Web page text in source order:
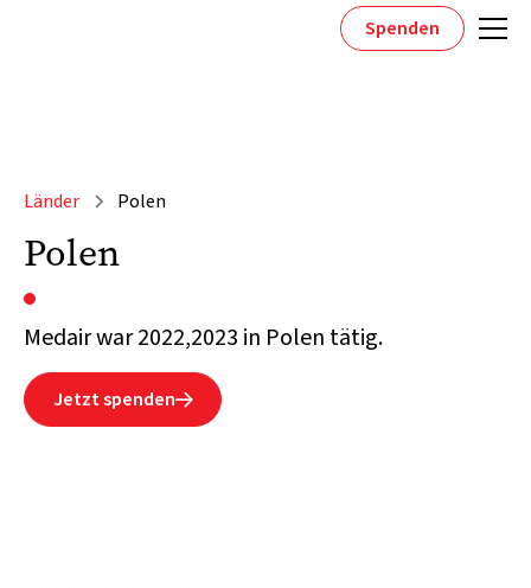
Spenden
Länder Polen
Polen
Medair war 2022,2023 in Polen tätig.
Jetzt spenden